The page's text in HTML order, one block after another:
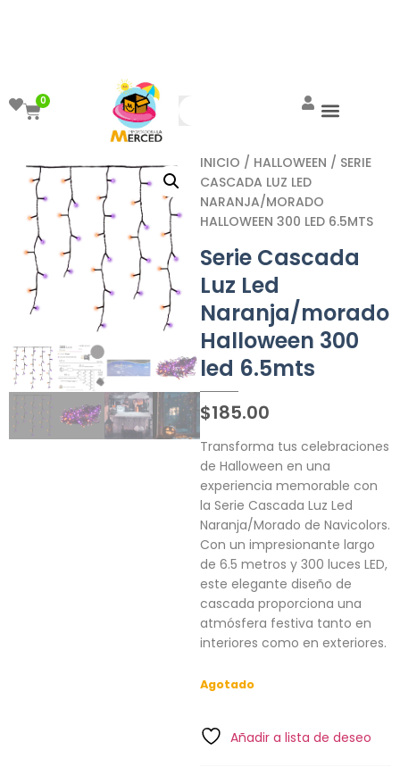
0
INICIO / HALLOWEEN / SERIE
CASCADA LUZ LED
NARANJA/MORADO
HALLOWEEN 300 LED 6.5MTS
Serie Cascada
Luz Led
Naranja/morado
Halloween 300
led 6.5mts
$185.00
Transforma tus celebraciones
de Halloween en una
experiencia memorable con
la Serie Cascada Luz Led
Naranja/Morado de Navicolors.
Con un impresionante largo
de 6.5 metros y 300 luces LED,
este elegante diseño de
cascada proporciona una
atmósfera festiva tanto en
interiores como en exteriores.
Agotado
Añadir a lista de deseo